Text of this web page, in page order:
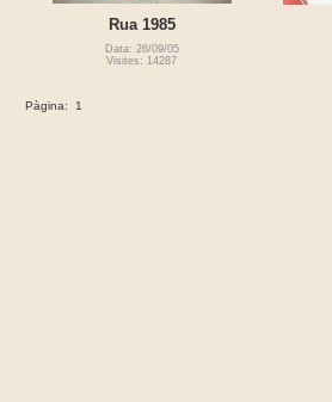
Rua 1985
Data: 26/09/05
Visites: 14287
Pàgina: 1